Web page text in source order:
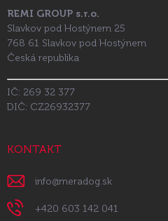
REMI GROUP s.r.o.
Slavkov pod Hostýnem 25
768 61 Slavkov pod Hostýnem
Česká republika
IČ: 269 32 377
DIČ: CZ26932377
KONTAKT
info@meradog.sk
+420 603 142 041